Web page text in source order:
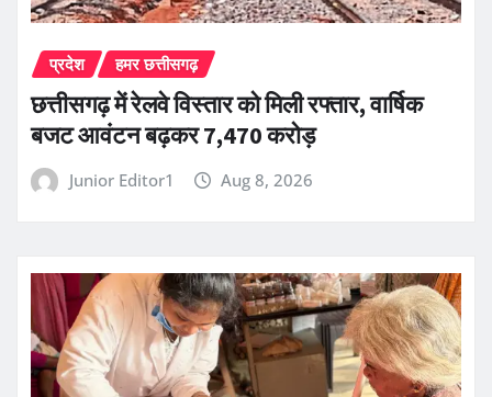
प्रदेश हमर छत्तीसगढ़
छत्तीसगढ़ में रेलवे विस्तार को मिली रफ्तार, वार्षिक
बजट आवंटन बढ़कर 7,470 करोड़
Junior Editor1 Aug 8, 2026